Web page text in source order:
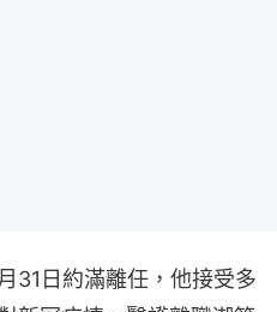
31日約滿離任，他接受多